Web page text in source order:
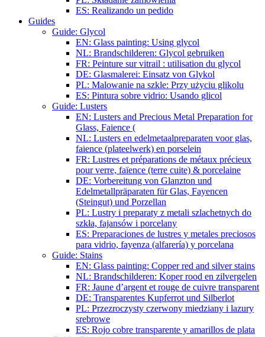
ES: Realizando un pedido
Guides
Guide: Glycol
EN: Glass painting: Using glycol
NL: Brandschilderen: Glycol gebruiken
FR: Peinture sur vitrail : utilisation du glycol
DE: Glasmalerei: Einsatz von Glykol
PL: Malowanie na szkle: Przy użyciu glikolu
ES: Pintura sobre vidrio: Usando glicol
Guide: Lusters
EN: Lusters and Precious Metal Preparation for
Glass, Faience (
NL: Lusters en edelmetaalpreparaten voor glas,
faience (plateelwerk) en porselein
FR: Lustres et préparations de métaux précieux
pour verre, faïence (terre cuite) & porcelaine
DE: Vorbereitung von Glanzton und
Edelmetallpräparaten für Glas, Fayencen
(Steingut) und Porzellan
PL: Lustry i preparaty z metali szlachetnych do
szkła, fajansów i porcelany
ES: Preparaciones de lustres y metales preciosos
para vidrio, fayenza (alfarería) y porcelana
Guide: Stains
EN: Glass painting: Copper red and silver stains
NL: Brandschilderen: Koper rood en zilvergelen
FR: Jaune d’argent et rouge de cuivre transparent
DE: Transparentes Kupferrot und Silberlot
PL: Przezroczysty czerwony miedziany i lazury
srebrowe
ES: Rojo cobre transparente y amarillos de plata